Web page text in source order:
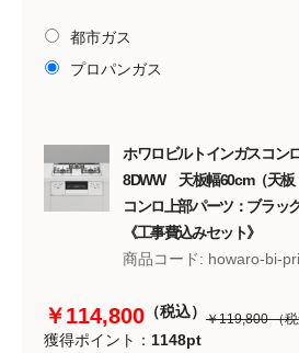
都市ガス
プロパンガス
ホワロビルトインガスコン
8DWW 天板幅60cm（天板
コンロ上部パーツ：ブラッ
《工事費込みセット》
商品コード: howaro-bi-
￥114,800 （税込） ￥119,800（税
獲得ポイント： 1148pt